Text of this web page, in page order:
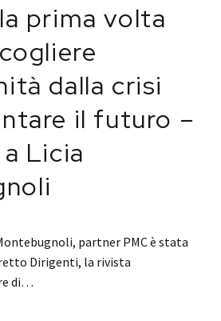
prima volta
dalla crisi
il futuro –
Licia
partner PMC è stata
Dirigenti, la rivista
di…